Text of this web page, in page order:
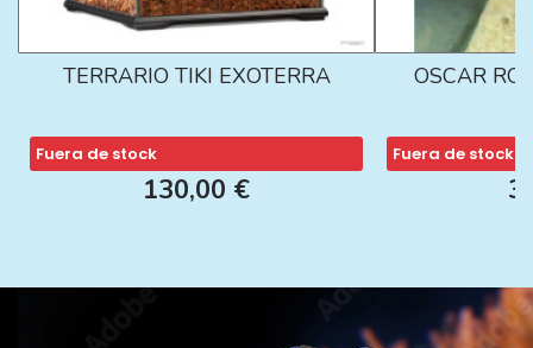
TERRARIO TIKI EXOTERRA
Fuera de stock
130,00 €
OSCAR
Fuera de stock